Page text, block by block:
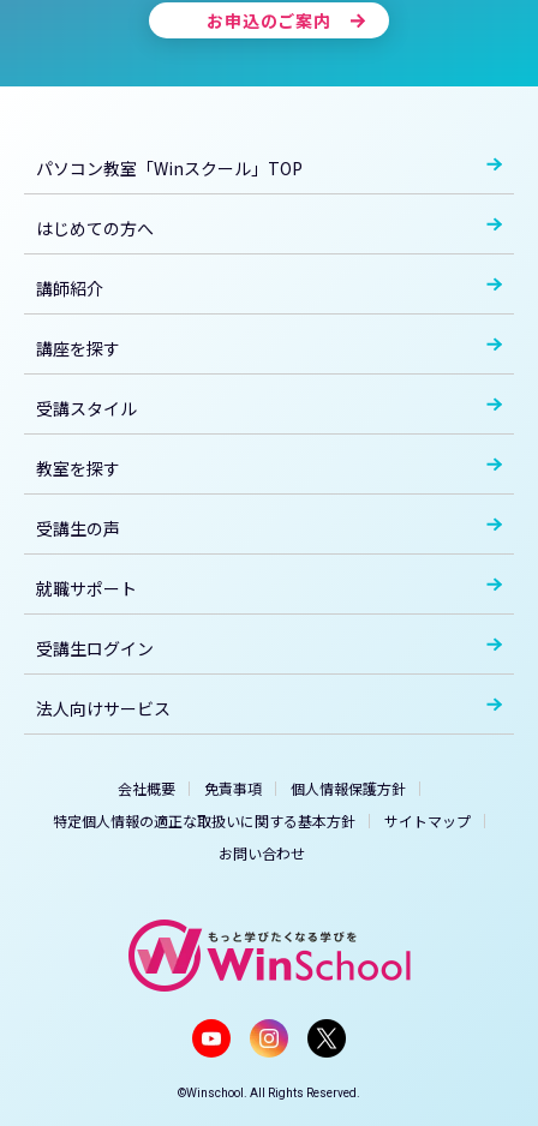
お申込のご案内
パソコン教室「Winスクール」TOP
はじめての方へ
講師紹介
講座を探す
受講スタイル
教室を探す
受講生の声
就職サポート
受講生ログイン
法人向けサービス
会社概要 免責事項
個人情報保護方針
特定個人情報の適正な取扱いに関する基本方針
サイトマップ
お問い合わせ
©Winschool. All Rights Reserved.